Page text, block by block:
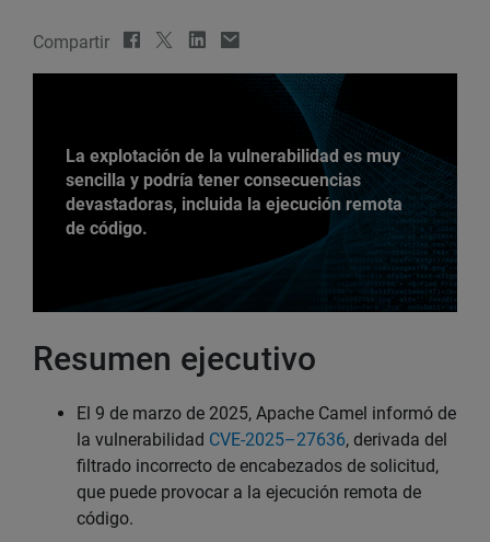
Compartir
La explotación de la vulnerabilidad es muy
sencilla y podría tener consecuencias
devastadoras, incluida la ejecución remota
de código.
Resumen ejecutivo
El 9 de marzo de 2025, Apache Camel informó de
la vulnerabilidad CVE-2025–27636, derivada del
filtrado incorrecto de encabezados de solicitud,
que puede provocar a la ejecución remota de
código.